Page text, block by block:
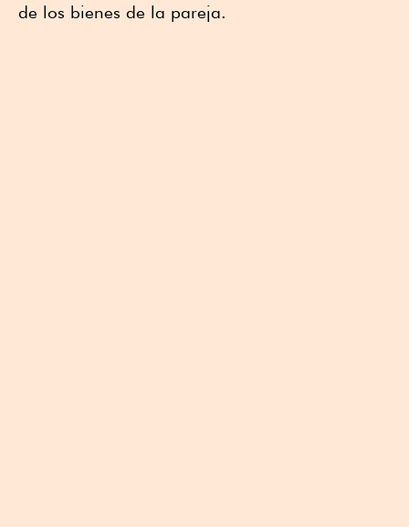
de los bienes de la pareja.